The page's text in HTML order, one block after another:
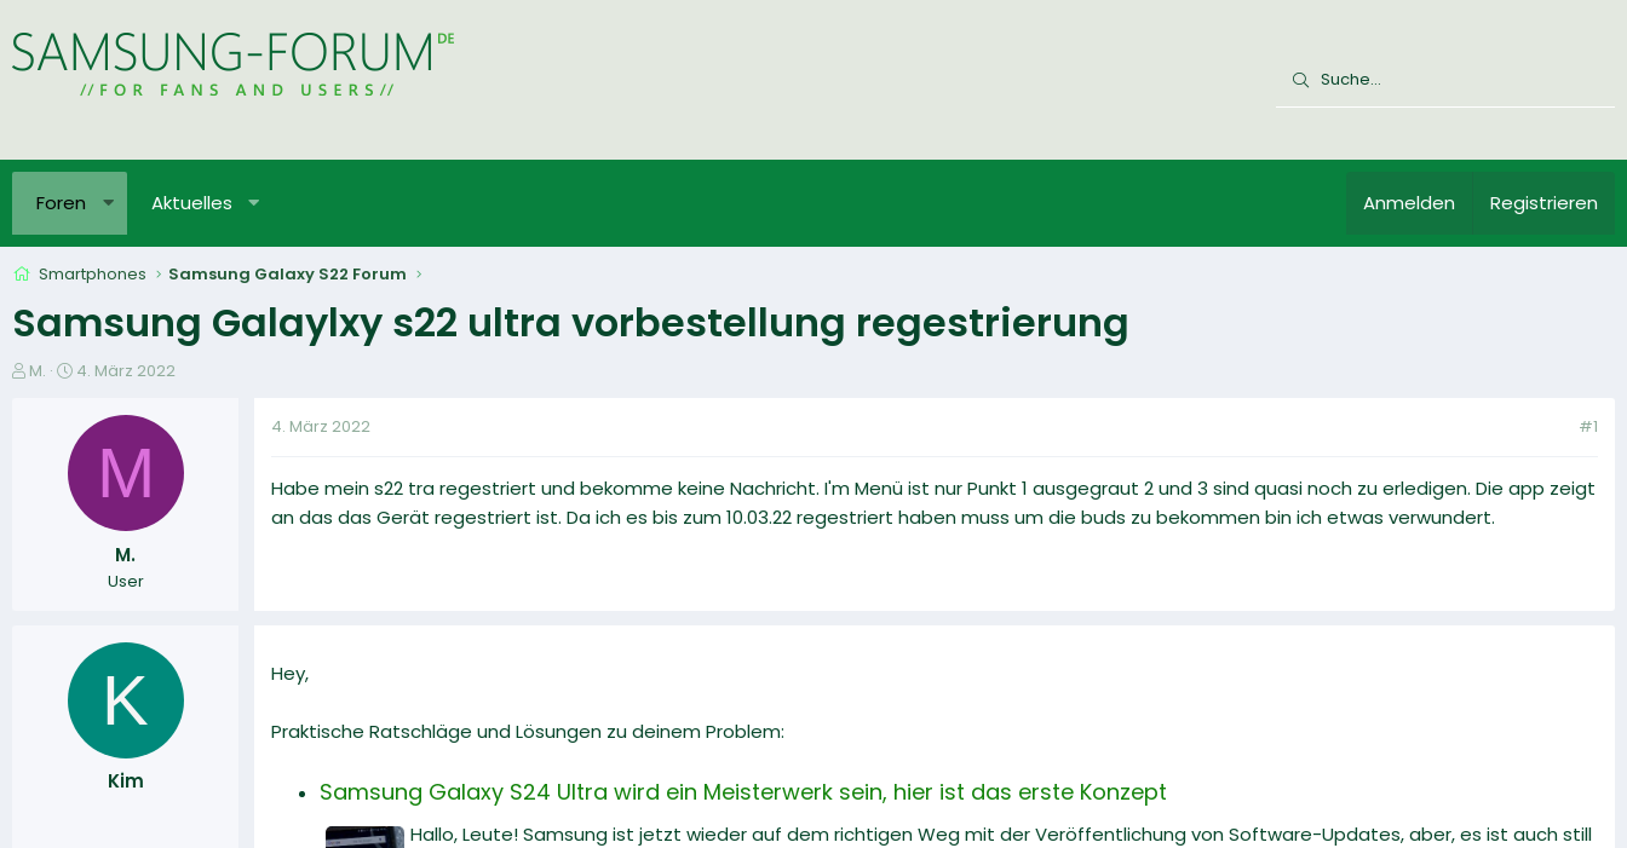
Foren Aktuelles Anmelden Registrieren
Smartphones Samsung Galaxy S22 Forum
Samsung Galaylxy s22 ultra vorbestellung regestrierung
E
M.
E
t
l
4. März 2022
M
M.
User
4. März 2022 #1
Habe mein s22 tra regestriert und bekomme keine Nachricht. I'm Menü ist nur Punkt 1 ausgegraut 2 und 3 sind quasi noch zu erledigen. Die app zeigt
an das das Gerät regestriert ist. Da ich es bis zum 10.03.22 regestriert haben muss um die buds zu bekommen bin ich etwas verwundert.
K
Kim
Hey,
Praktische Ratschläge und Lösungen zu deinem Problem:
Samsung Galaxy S24 Ultra wird ein Meisterwerk sein, hier ist das erste Konzept
Hallo, Leute! Samsung ist jetzt wieder auf dem richtigen Weg mit der Veröffentlichung von Software-Updates, aber, es ist auch still